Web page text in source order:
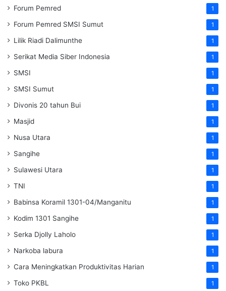
Forum Pemred 1
Forum Pemred SMSI Sumut 1
Lilik Riadi Dalimunthe 1
Serikat Media Siber Indonesia 1
SMSI 1
SMSI Sumut 1
Divonis 20 tahun Bui 1
Masjid 1
Nusa Utara 1
Sangihe 1
Sulawesi Utara 1
TNI 1
Babinsa Koramil 1301-04/Manganitu 1
Kodim 1301 Sangihe 1
Serka Djolly Laholo 1
Narkoba labura 1
Cara Meningkatkan Produktivitas Harian 1
Toko PKBL 1